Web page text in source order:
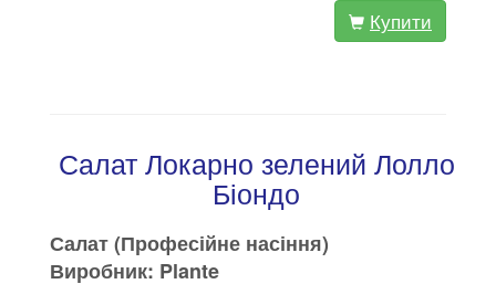
Купити
Салат Локарно зелений Лолло
Біондо
Салат (Професійне насіння)
Виробник: Plante